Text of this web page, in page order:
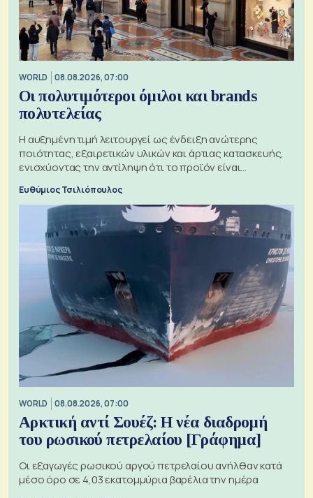
WORLD 08.08.2026, 07:00
Οι πολυτιμότεροι όμιλοι και brands
πολυτελείας
Η αυξημένη τιμή λειτουργεί ως ένδειξη ανώτερης
ποιότητας, εξαιρετικών υλικών και άρτιας κατασκευής,
ενισχύοντας την αντίληψη ότι το προϊόν είναι
Ευθύμιος Τσιλιόπουλος
WORLD 08.08.2026, 07:00
Αρκτική αντί Σουέζ: Η νέα διαδρομή
του ρωσικού πετρελαίου [Γράφημα]
Οι εξαγωγές ρωσικού αργού πετρελαίου ανήλθαν κατά
μέσο όρο σε 4,03 εκατομμύρια βαρέλια την ημέρα